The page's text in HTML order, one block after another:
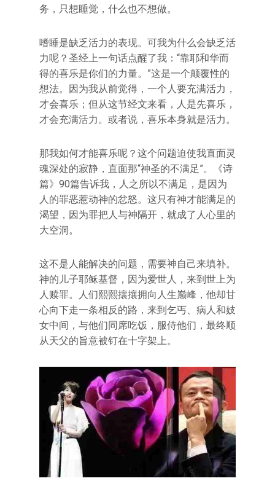
务，只想睡觉，什么也不想做。
嗜睡是缺乏活力的表现。可我为什么会缺乏活
力呢？圣经上一句话点醒了我：“靠耶和华而
得的喜乐是你们的力量。”这是一个颠覆性的
想法。因为我从前觉得，一个人要充满活力，
才会喜乐；但从这节经文来看，人是先喜乐，
才会充满活力。或者说，喜乐本身就是活力。
那我如何才能喜乐呢？这个问题迫使我直面灵
魂深处的寂静，直面那“神圣的不满足”。《诗
篇》90篇告诉我，人之所以不满足，是因为
人的罪恶惹动神的忿怒。这只有神才能满足的
渴望，因为罪把人与神隔开，就成了人心里的
大空洞。
这不是人能解决的问题，需要神自己来填补。
神的儿子耶稣基督，因为爱世人，来到世上为
人赎罪。人们熙熙攘攘拥向人生巅峰，他却甘
心向下走一条相反的路，来到乞丐、病人和妓
女中间，与他们同席吃饭，服侍他们，最终顺
从天父的旨意被钉在十字架上。